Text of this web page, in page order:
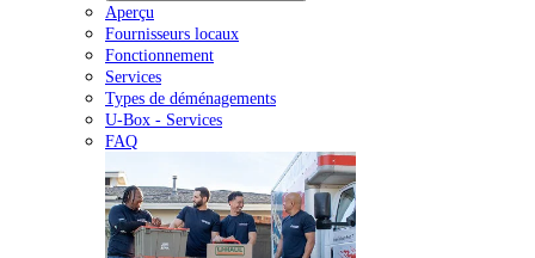
Aperçu
Fournisseurs locaux
Fonctionnement
Services
Types de déménagements
U-Box - Services
FAQ